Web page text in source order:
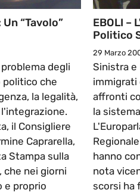
Un “tavolo”
degli
politico che
la legalità,
il Consigliere
Caprarella,
Stampa sulla
che nei giorni
e proprio
EBOLI –
Politico
29 Marzo
Sinistra e
immigrati
affronti
la
hanno
nota
scorsi ha